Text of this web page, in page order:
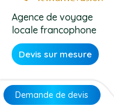
Agence de voyage
locale francophone
Devis sur mesure
Circuit Vietnam
Demande de devis